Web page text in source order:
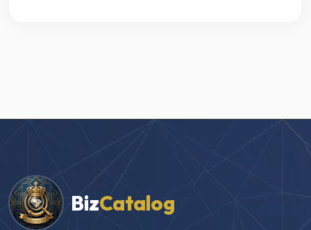
BizCatalog